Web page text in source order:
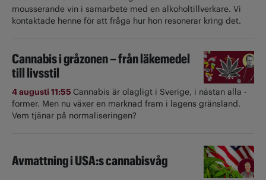
mousserande vin i samarbete med en alkoholtillverkare. Vi
kontaktade henne för att fråga hur hon resonerar kring det.
Cannabis i gråzonen – från läkemedel
till livsstil
4 augusti 11:55 Cannabis är olagligt i ­Sverige, i nästan alla ­
former. Men nu växer en marknad fram i lagens gränsland.
Vem tjänar på normaliseringen?
Avmattning i USA:s cannabisvåg